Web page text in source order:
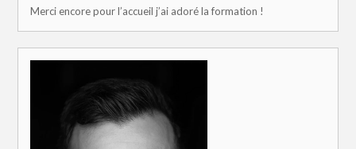
Merci encore pour l’accueil j’ai adoré la formation !